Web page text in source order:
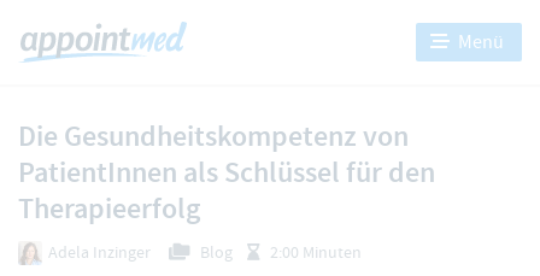
Menü
Die Gesundheitskompetenz von
PatientInnen als Schlüssel für den
Therapieerfolg
Adela Inzinger Blog 2:00 Minuten